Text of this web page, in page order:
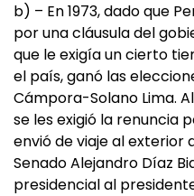
b) – En 1973, dado que
por una cláusula del
que le exigía un cierto
el país, ganó las
Cámpora-Solano Lima.
se les exigió la renuncia
envió de viaje al exterior
Senado Alejandro Díaz
presidencial al